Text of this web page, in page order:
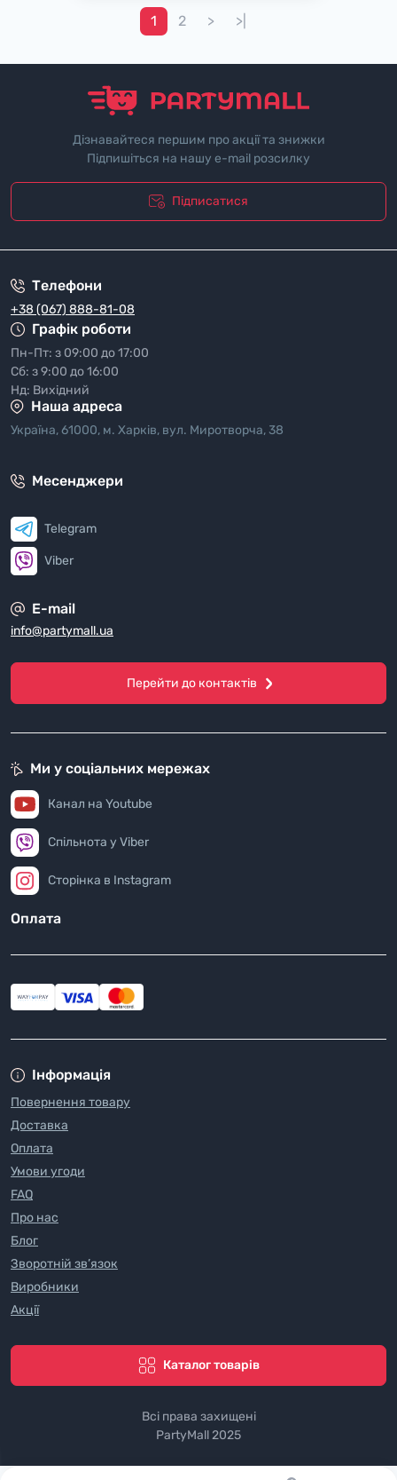
1 2 > >|
Дізнавайтеся першим про акції та знижки
Підпишіться на нашу e-mail розсилку
Підписатися
Телефони
+38 (067) 888-81-08
Графік роботи
Пн-Пт: з 09:00 до 17:00
Сб: з 9:00 до 16:00
Нд: Вихідний
Наша адреса
Україна, 61000, м. Харків, вул. Миротворча, 38
Месенджери
Telegram
Viber
E-mail
info@partymall.ua
Перейти до контактів
Інформація
Повернення товару
Доставка
Оплата
Умови угоди
FAQ
Про нас
Блог
Зворотній зв’язок
Виробники
Акції
Каталог товарів
Ми у соціальних мережах
Канал на Youtube
Спільнота у Viber
Сторінка в Instagram
Оплата
Всі права захищені
PartyMall 2025